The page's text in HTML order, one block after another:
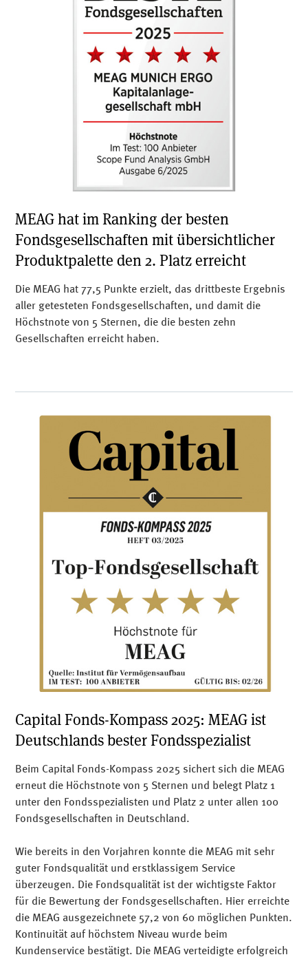
MEAG hat im Ranking der besten
Fondsgesellschaften mit übersichtlicher
Produktpalette den 2. Platz erreicht
Die MEAG hat 77,5 Punkte erzielt, das drittbeste Ergebnis
aller getesteten Fondsgesellschaften, und damit die
Höchstnote von 5 Sternen, die die besten zehn
Gesellschaften erreicht haben.
Capital Fonds-Kompass 2025: MEAG ist
Deutschlands bester Fondsspezialist
Beim Capital Fonds-Kompass 2025 sichert sich die MEAG
erneut die Höchstnote von 5 Sternen und belegt Platz 1
unter den Fondsspezialisten und Platz 2 unter allen 100
Fondsgesellschaften in Deutschland.
Wie bereits in den Vorjahren konnte die MEAG mit sehr
guter Fondsqualität und erstklassigem Service
überzeugen. Die Fondsqualität ist der wichtigste Faktor
für die Bewertung der Fondsgesellschaften. Hier erreichte
die MEAG ausgezeichnete 57,2 von 60 möglichen Punkten.
Kontinuität auf höchstem Niveau wurde beim
Kundenservice bestätigt. Die MEAG verteidigte erfolgreich